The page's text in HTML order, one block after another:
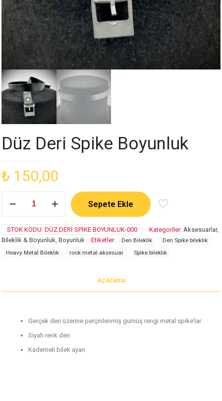
Düz Deri Spike Boyunluk
₺ 150,00
Deri
Boyunluk
adet
Sepete Ekle
STOK KODU: DÜZ DERI SPIKE BOYUNLUK-000 Kategoriler: Aksesuarlar,
Bileklik & Boyunluk, Boyunluk Etiketler: Deri Bileklik
Deri Spike bileklik
Heavy Metal Bileklik
rock metal aksesuar Spike bileklik
Açıklama
Gerçek deri üzerine perçinlenmiş gümüş rengi metal spike’lar
Siyah renk deri
Kademeli bilek ayarı